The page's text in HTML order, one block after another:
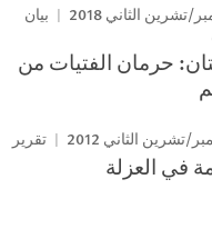
بيان
حرمان الفتيات من
تقرير
في العزلة